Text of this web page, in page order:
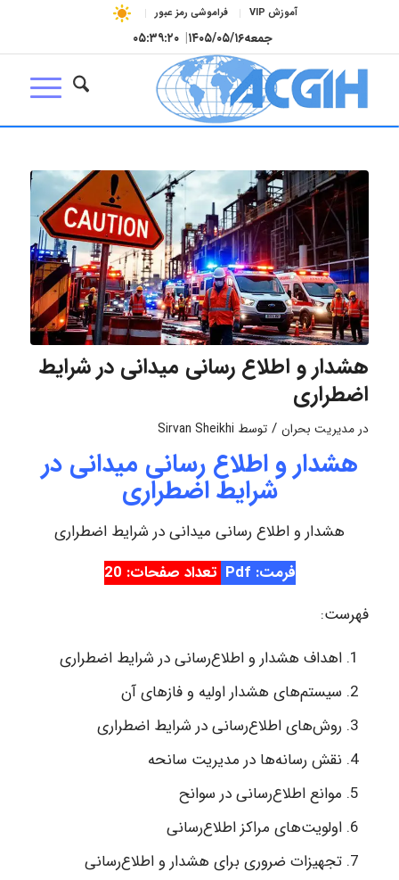
آموزش VIP فراموشی رمز عبور
جمعه۱۴۰۵/۰۵/۱۶| ۰۵:۳۹:۲۱
هشدار و اطلاع رسانی میدانی در شرایط
اضطراری
درمدیریت بحران / توسط Sirvan Sheikhi
هشدار و اطلاع رسانی میدانی در
شرایط اضطراری
هشدار و اطلاع رسانی میدانی در شرایط اضطراری
فرمت: Pdf
تعداد صفحات: 20
فهرست:
اهداف هشدار و اطلاع‌رسانی در شرایط اضطراری
سیستم‌های هشدار اولیه و فازهای آن
روش‌های اطلاع‌رسانی در شرایط اضطراری
نقش رسانه‌ها در مدیریت سانحه
موانع اطلاع‌رسانی در سوانح
اولویت‌های مراکز اطلاع‌رسانی
تجهیزات ضروری برای هشدار و اطلاع‌رسانی